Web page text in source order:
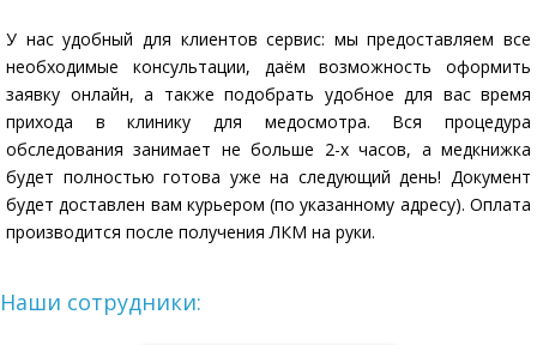
У нас удобный для клиентов сервис: мы предоставляем все
необходимые консультации, даём возможность оформить
заявку онлайн, а также подобрать удобное для вас время
прихода в клинику для медосмотра. Вся процедура
обследования занимает не больше 2-х часов, а медкнижка
будет полностью готова уже на следующий день! Документ
будет доставлен вам курьером (по указанному адресу). Оплата
производится после получения ЛКМ на руки.
Наши сотрудники: